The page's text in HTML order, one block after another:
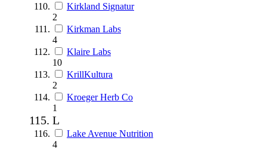
Kirkland Signatur
2
Kirkman Labs
4
Klaire Labs
10
KrillKultura
2
Kroeger Herb Co
1
L
Lake Avenue Nutrition
4